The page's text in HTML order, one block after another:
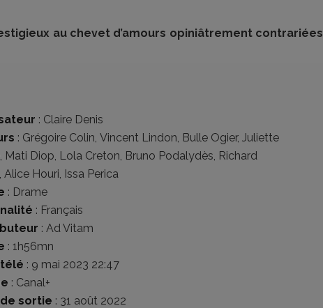
au chevet d’amours opiniâtrement contrariées
: Claire Denis
: Grégoire Colin, Vincent Lindon, Bulle Ogier, Juliette
, Mati Diop, Lola Creton, Bruno Podalydès, Richard
, Alice Houri, Issa Perica
: Drame
: Français
: Ad Vitam
: 1h56mn
: 9 mai 2023 22:47
: Canal+
sortie : 31 août 2022